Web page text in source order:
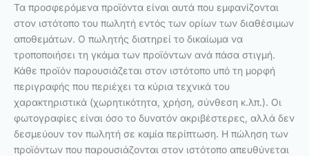
Τα προσφερόμενα προϊόντα είναι αυτά που εμφανίζονται
στον ιστότοπο του πωλητή εντός των ορίων των διαθέσιμων
αποθεμάτων. Ο πωλητής διατηρεί το δικαίωμα να
τροποποιήσει τη γκάμα των προϊόντων ανά πάσα στιγμή.
Κάθε προϊόν παρουσιάζεται στον ιστότοπο υπό τη μορφή
περιγραφής που περιέχει τα κύρια τεχνικά του
χαρακτηριστικά (χωρητικότητα, χρήση, σύνθεση κ.λπ.). Οι
φωτογραφίες είναι όσο το δυνατόν ακριβέστερες, αλλά δεν
δεσμεύουν τον πωλητή σε καμία περίπτωση. Η πώληση των
προϊόντων που παρουσιάζονται στον ιστότοπο απευθύνεται